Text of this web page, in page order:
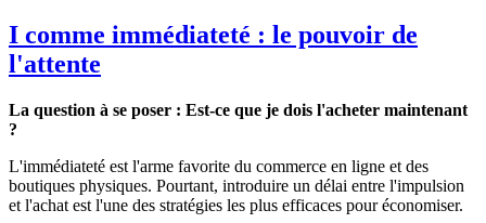
I comme immédiateté : le pouvoir de
l'attente
La question à se poser : Est-ce que je dois l'acheter maintenant
?
L'immédiateté est l'arme favorite du commerce en ligne et des
boutiques physiques. Pourtant, introduire un délai entre l'impulsion
et l'achat est l'une des stratégies les plus efficaces pour économiser.